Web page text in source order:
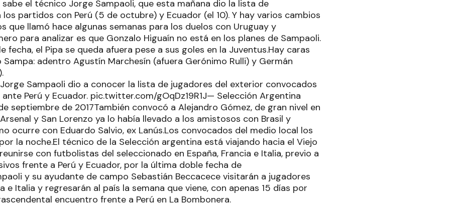
sabe el técnico Jorge Sampaoli, que esta mañana dio la lista de
partidos con Perú (5 de octubre) y Ecuador (el 10). Y hay varios cambios
que llamó hace algunas semanas para los duelos con Uruguay y
para analizar es que Gonzalo Higuaín no está en los planes de Sampaoli.
fecha, el Pipa se queda afuera pese a sus goles en la Juventus.Hay caras
Sampa: adentro Agustín Marchesín (afuera Gerónimo Rulli) y Germán
Jorge Sampaoli dio a conocer la lista de jugadores del exterior convocados
Perú y Ecuador. pic.twitter.com/gOqDz19R1J— Selección Argentina
septiembre de 2017También convocó a Alejandro Gómez, de gran nivel en
y San Lorenzo ya lo había llevado a los amistosos con Brasil y
ocurre con Eduardo Salvio, ex Lanús.Los convocados del medio local los
la noche.El técnico de la Selección argentina está viajando hacia el Viejo
con futbolistas del seleccionado en España, Francia e Italia, previo a
frente a Perú y Ecuador, por la última doble fecha de
y su ayudante de campo Sebastián Beccacece visitarán a jugadores
e Italia y regresarán al país la semana que viene, con apenas 15 días por
encuentro frente a Perú en La Bombonera.